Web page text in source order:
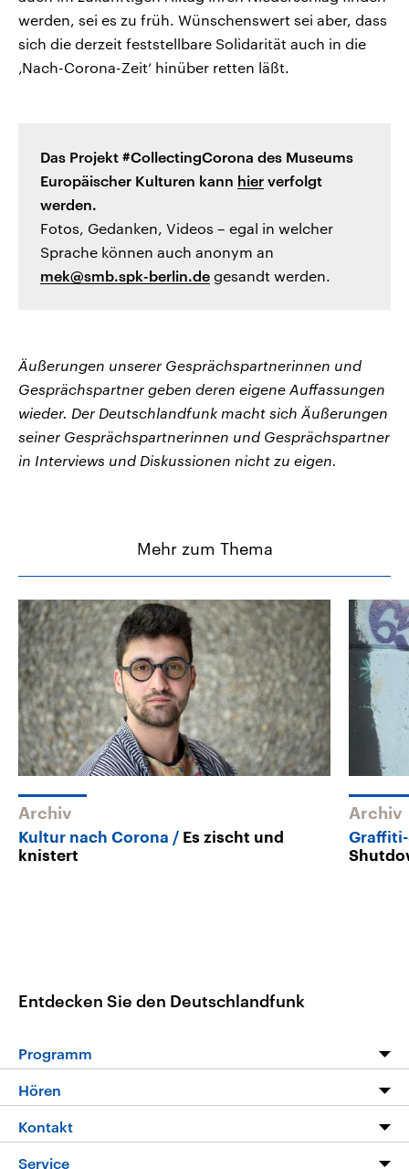
werden, sei es zu früh. Wünschenswert sei aber, dass
sich die derzeit feststellbare Solidarität auch in die
‚Nach-Corona-Zeit‘ hinüber retten läßt.
Das Projekt #CollectingCorona des Museums
Europäischer Kulturen kann hier verfolgt
werden.
Fotos, Gedanken, Videos – egal in welcher
Sprache können auch anonym an
mek@smb.spk-berlin.de gesandt werden.
Äußerungen unserer Gesprächspartnerinnen und
Gesprächspartner geben deren eigene Auffassungen
wieder. Der Deutschlandfunk macht sich Äußerungen
seiner Gesprächspartnerinnen und Gesprächspartner
in Interviews und Diskussionen nicht zu eigen.
Mehr zum Thema
Archiv
Kultur nach Corona
Es zischt und
knistert
Archiv
Entdecken Sie den Deutschlandfunk
Programm
Programm
Die Nachrichten
Hören
Livestream
Kontakt
Hörerservice
Service